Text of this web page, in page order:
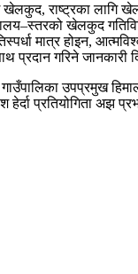
खेलकुद, राष्ट्रका लागि
खेलकुद
मात्र होइन,
प्रदान गरिने जानकारी
उपप्रमुख
हेर्दा प्रतियोगिता अझ